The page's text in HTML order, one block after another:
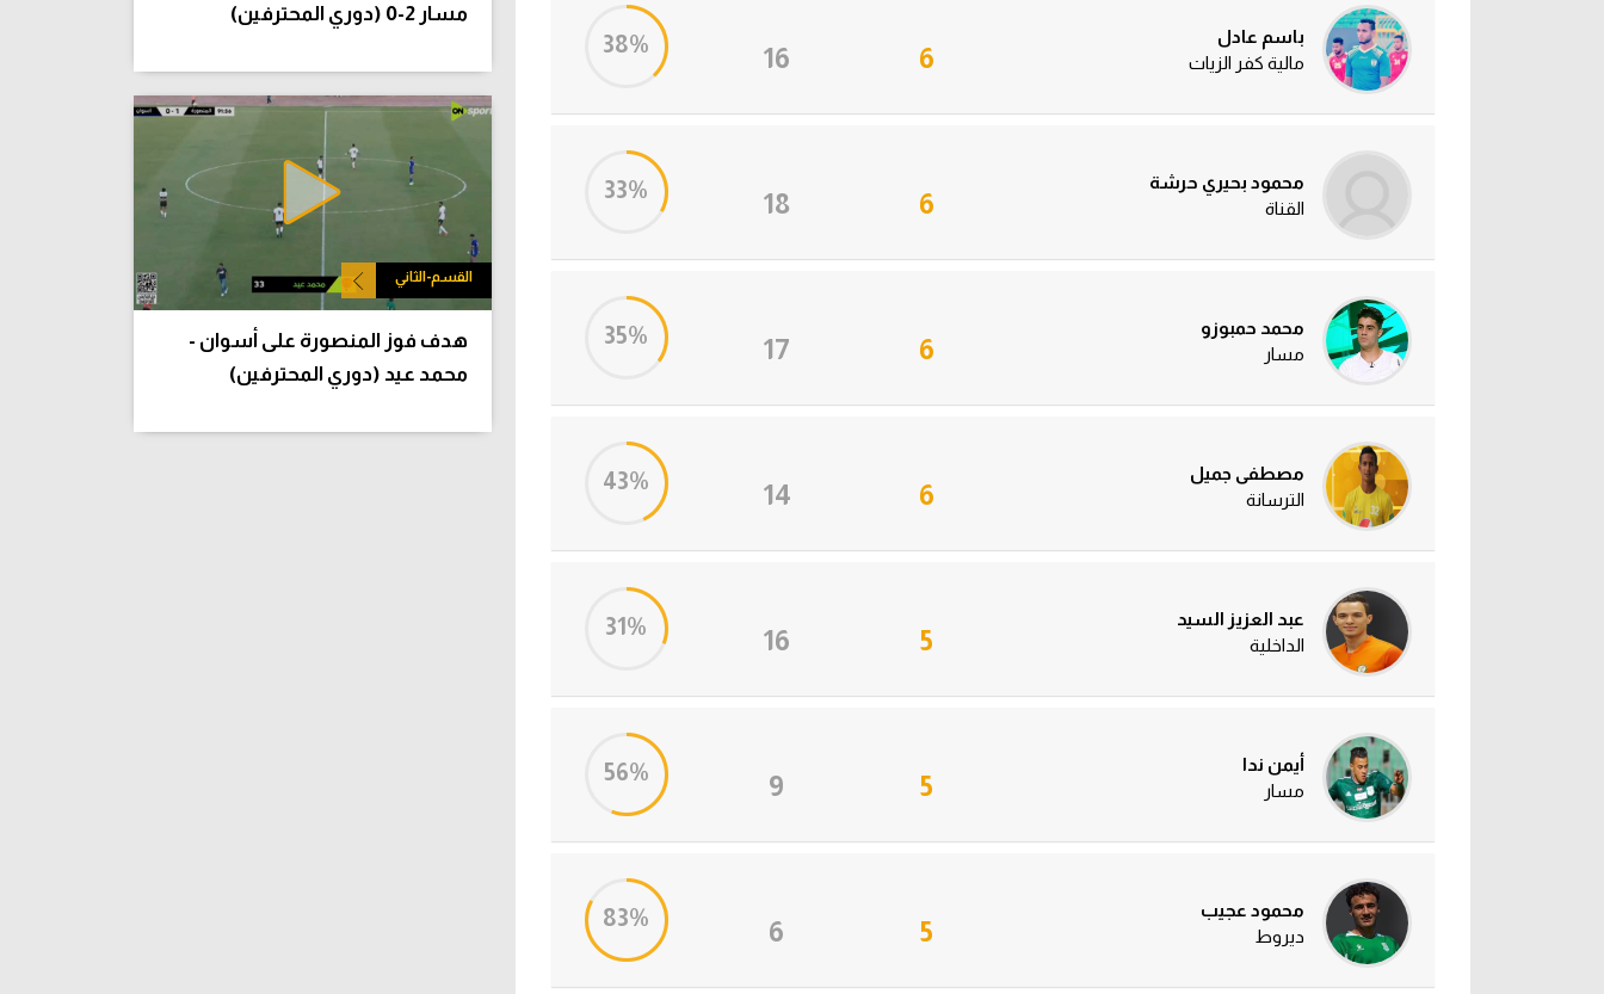
باسم عادل
مالية كفر الزيات
6
16
38%
محمود بحيري حرشة
القناة
6
18
33%
محمد حمبوزو
مسار
6
17
35%
مصطفى جميل
الترسانة
6
14
43%
عبد العزيز السيد
الداخلية
5
16
31%
أيمن ندا
مسار
5
9
56%
محمود عجيب
ديروط
5
6
83%
مسار 2-0 (دوري المحترفين)
القسم-الثاني
هدف فوز المنصورة على أسوان -
محمد عيد (دوري المحترفين)